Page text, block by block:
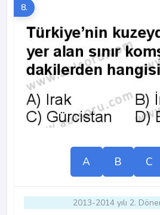
8.
A B C
2013-2014 yılı 2.